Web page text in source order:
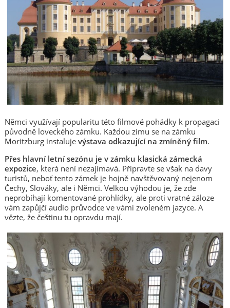
Němci využívají popularitu této filmové pohádky k propagaci
původně loveckého zámku. Každou zimu se na zámku
Moritzburg instaluje výstava odkazující na zmíněný film.
Přes hlavní letní sezónu je v zámku klasická zámecká
expozice, která není nezajímavá. Připravte se však na davy
turistů, neboť tento zámek je hojně navštěvovaný nejenom
Čechy, Slováky, ale i Němci. Velkou výhodou je, že zde
neprobíhají komentované prohlídky, ale proti vratné záloze
vám zapůjčí audio průvodce ve vámi zvoleném jazyce. A
vězte, že češtinu tu opravdu mají.